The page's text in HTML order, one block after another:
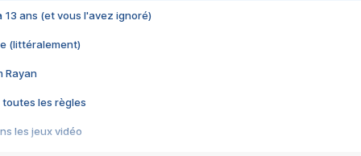
13 ans (et vous l'avez ignoré)
(littéralement)
Rayan
toutes les règles
les jeux vidéo